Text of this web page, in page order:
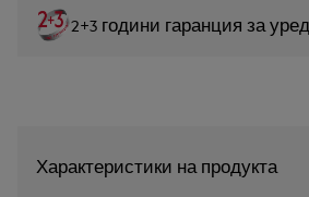
2+3 години гаранция за
Характеристики на продукта